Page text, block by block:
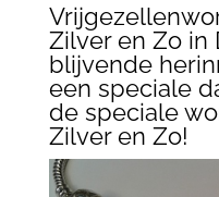
Zilver en Zo in
blijvende
een speciale
de speciale
Zilver en Zo!